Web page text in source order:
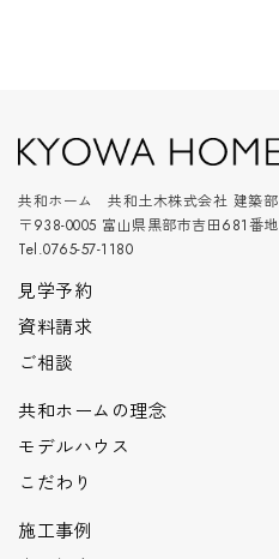
共和ホーム 共和土木株式会社 建築部
〒938-0005 富山県黒部市吉田681番地
Tel.0765-57-1180
見学予約
資料請求
ご相談
共和ホームの理念
モデルハウス
こだわり
施工事例